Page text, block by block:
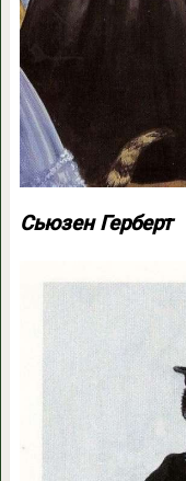
Сьюзен Герберт